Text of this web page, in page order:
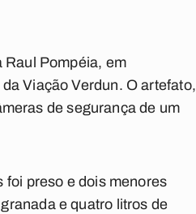
Raul Pompéia, em
Viação Verdun. O artefato,
de segurança de um
foi preso e dois menores
e quatro litros de